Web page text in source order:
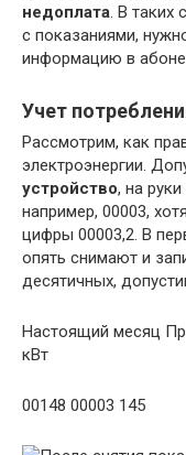
недоплата. В таких
с показаниями,
информацию в
Учет
Рассмотрим, как
электроэнергии.
устройство, на
например, 00003,
цифры 00003,2. В
опять снимают и
десятичных,
Настоящий месяц
кВт
00148 00003 145